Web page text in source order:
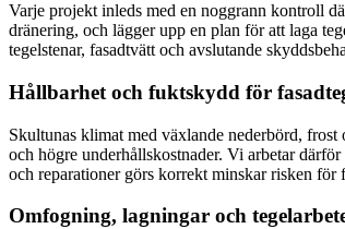
Varje projekt inleds med en noggrann kontroll
dränering, och lägger upp en plan för att laga
tegelstenar, fasadtvätt och avslutande
Hållbarhet och fuktskydd för
Skultunas klimat med växlande nederbörd,
och högre underhållskostnader. Vi arbetar
och reparationer görs korrekt minskar risken för
Omfogning, lagningar och